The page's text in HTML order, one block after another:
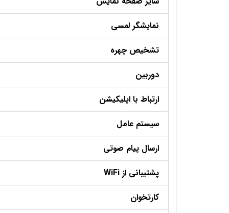
نمایشگر لمسی
تشخیص چهره
دوربین
ارتباط با اپلیکیشن
سیستم عامل
ارسال پیام صوتی
پشتیبانی از WiFi
کارتخوان